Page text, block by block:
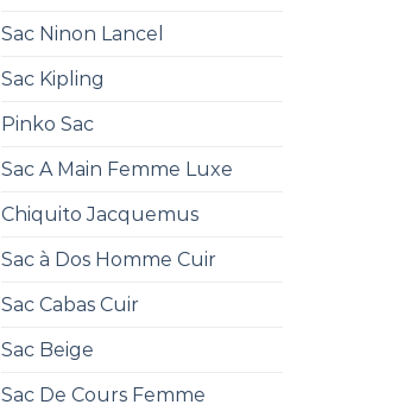
Sac Ninon Lancel
Sac Kipling
Pinko Sac
Sac A Main Femme Luxe
Chiquito Jacquemus
Sac à Dos Homme Cuir
Sac Cabas Cuir
Sac Beige
Sac De Cours Femme